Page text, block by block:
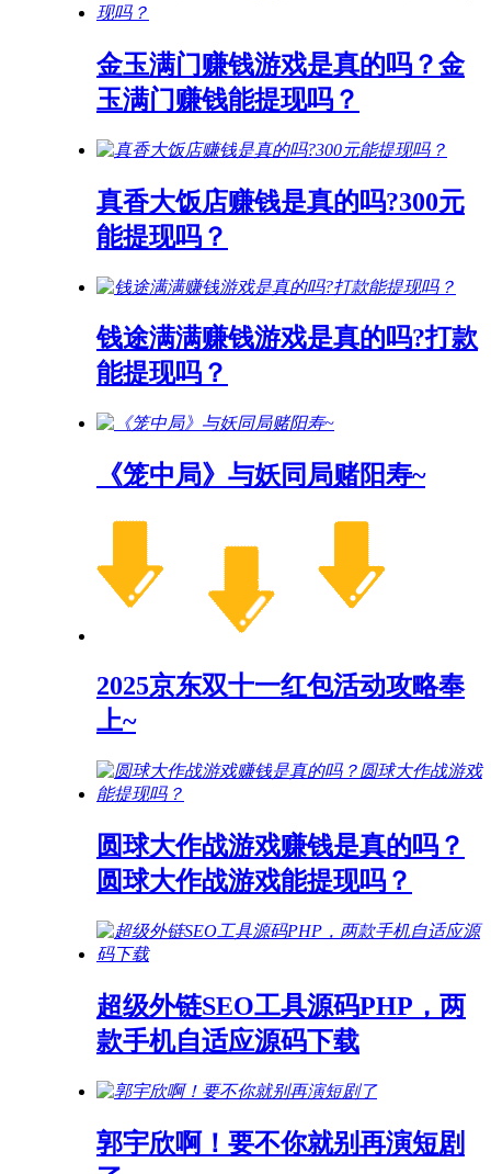
金玉满门赚钱游戏是真的吗？金
玉满门赚钱能提现吗？
真香大饭店赚钱是真的吗?300元
能提现吗？
钱途满满赚钱游戏是真的吗?打款
能提现吗？
《笼中局》与妖同局赌阳寿~
2025京东双十一红包活动攻略奉
上~
圆球大作战游戏赚钱是真的吗？
圆球大作战游戏能提现吗？
超级外链SEO工具源码PHP，两
款手机自适应源码下载
郭宇欣啊！要不你就别再演短剧